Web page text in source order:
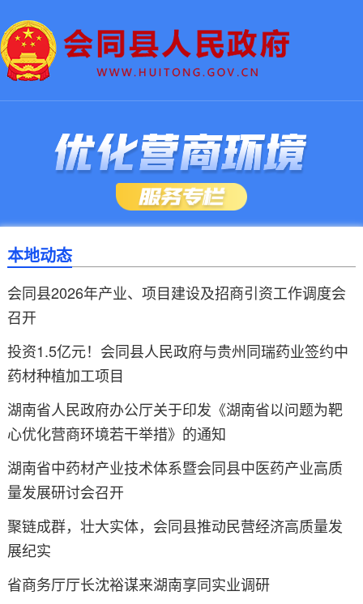
本地动态
会同县2026年产业、项目建设及招商引资工作调度会
召开
投资1.5亿元！会同县人民政府与贵州同瑞药业签约中
药材种植加工项目
湖南省人民政府办公厅关于印发《湖南省以问题为靶
心优化营商环境若干举措》的通知
湖南省中药材产业技术体系暨会同县中医药产业高质
量发展研讨会召开
聚链成群，壮大实体，会同县推动民营经济高质量发
展纪实
省商务厅厅长沈裕谋来湖南享同实业调研